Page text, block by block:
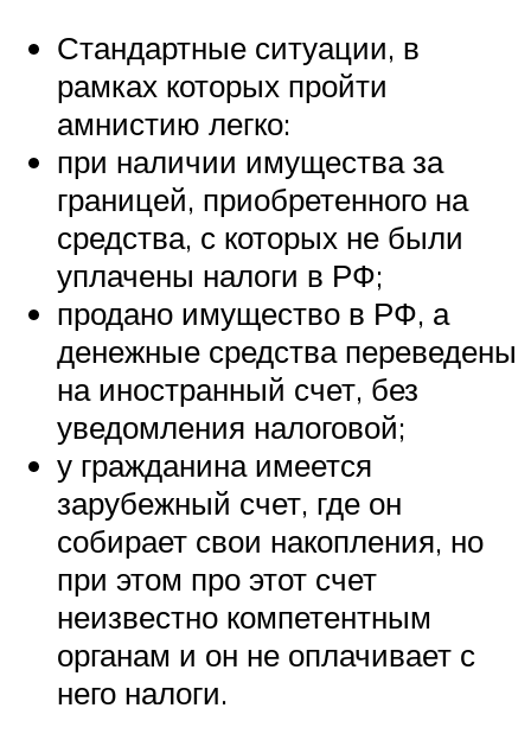
Стандартные ситуации, в
рамках которых пройти
амнистию легко:
при наличии имущества за
границей, приобретенного на
средства, с которых не были
уплачены налоги в РФ;
продано имущество в РФ, а
денежные средства переведены
на иностранный счет, без
уведомления налоговой;
у гражданина имеется
зарубежный счет, где он
собирает свои накопления, но
при этом про этот счет
неизвестно компетентным
органам и он не оплачивает с
него налоги.